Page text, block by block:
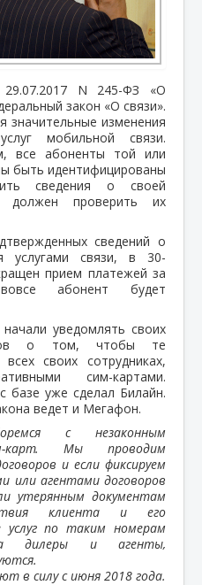
N 245-ФЗ «О
закон «О связи».
значительные изменения
мобильной связи.
все абоненты той или
быть идентифицированы
сведения о своей
должен проверить их
сведений о
услугами связи, в 30-
прием платежей за
абонент будет
уведомлять своих
о том, чтобы те
своих сотрудниках,
сим-картами.
базе уже сделал Билайн.
ведет и Мегафон.
с незаконным
карт. Мы проводим
и если фиксируем
или агентами договоров
утерянным документам
клиента и его
услуг по таким номерам
а дилеры и агенты,
в силу с июня 2018 года.